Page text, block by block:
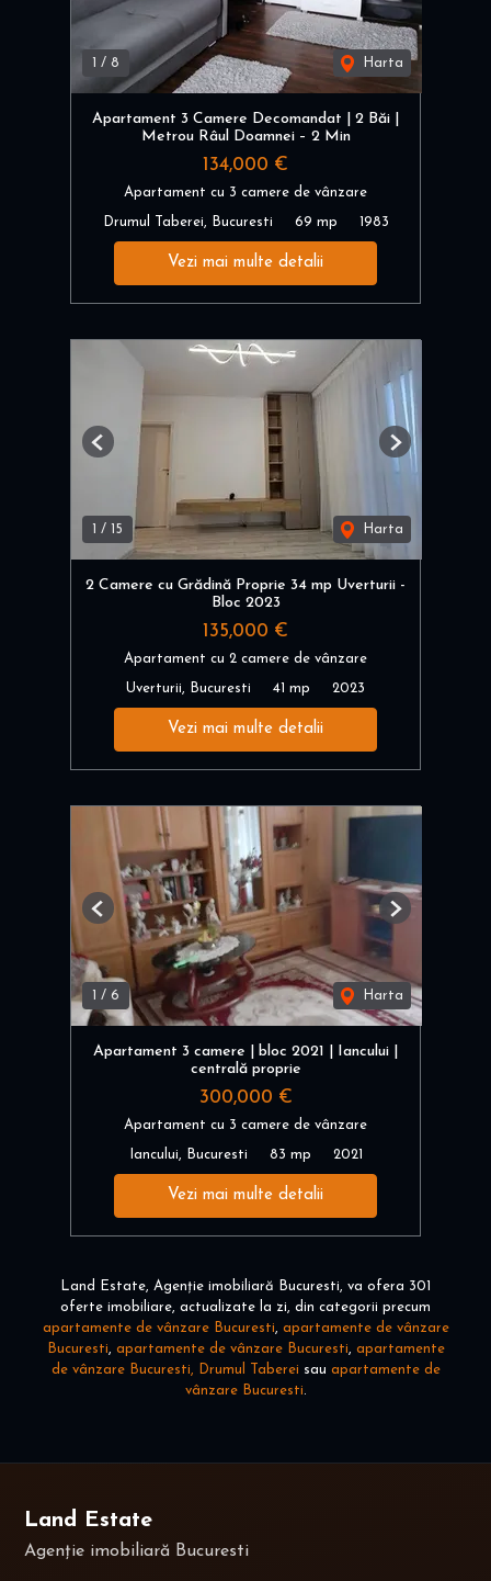
/ 8 Harta
Apartament 3 Camere Decomandat | 2 Băi |
Metrou Râul Doamnei – 2 Min
134,000 €
Apartament cu 3 camere de vânzare
Drumul Taberei, Bucuresti 69 mp 1983
Vezi mai multe detalii
/ 15 Harta
Previous Next
2 Camere cu Grădină Proprie 34 mp Uverturii -
Bloc 2023
135,000 €
Apartament cu 2 camere de vânzare
Uverturii, Bucuresti 41 mp 2023
Vezi mai multe detalii
1 / 6 Harta
Previous Next
Apartament 3 camere | bloc 2021 | Iancului |
centrală proprie
300,000 €
Apartament cu 3 camere de vânzare
Iancului, Bucuresti 83 mp 2021
Vezi mai multe detalii
Land Estate, Agenție imobiliară Bucuresti, va ofera 301
oferte imobiliare, actualizate la zi, din categorii precum
apartamente de vânzare Bucuresti, apartamente de vânzare
Bucuresti, apartamente de vânzare Bucuresti, apartamente
de vânzare Bucuresti, Drumul Taberei sau apartamente de
vânzare Bucuresti.
Land Estate
Agenție imobiliară Bucuresti